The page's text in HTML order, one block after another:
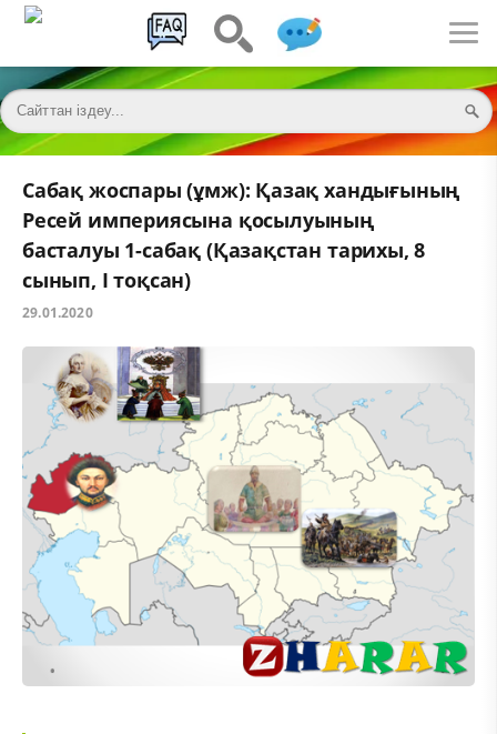
Сабақ жоспары (ұмж): Қазақ хандығының
Ресей империясына қосылуының
басталуы 1-сабақ (Қазақстан тарихы, 8
сынып, І тоқсан)
29.01.2020